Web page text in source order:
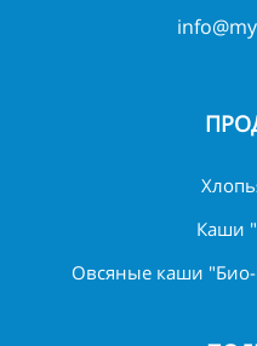
Каши
Овсяные каши "Био-